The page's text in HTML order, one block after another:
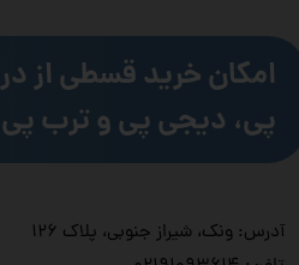
آدرس: ونک، شیراز جنوبی، پلاک ۱۲۶
امکان خرید قسطی از
پی، دیجی پی و ترب